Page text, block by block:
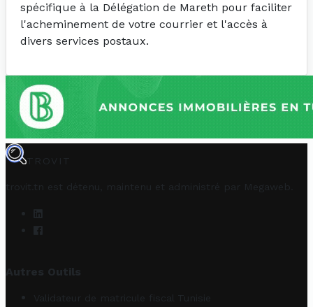
spécifique à la Délégation de Mareth pour faciliter
l'acheminement de votre courrier et l'accès à
divers services postaux.
TROVIT
trovit.tn est détenu, maintenu et administré par Megaweb
Autres Outils
Validateur de matricule fiscal Tunisie